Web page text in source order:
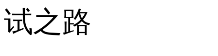
试之路